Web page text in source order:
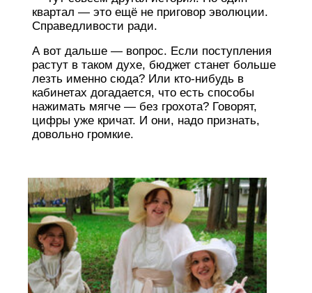
квартал — это ещё не приговор эволюции.
Справедливости ради.
А вот дальше — вопрос. Если поступления
растут в таком духе, бюджет станет больше
лезть именно сюда? Или кто-нибудь в
кабинетах догадается, что есть способы
нажимать мягче — без грохота? Говорят,
цифры уже кричат. И они, надо признать,
довольно громкие.